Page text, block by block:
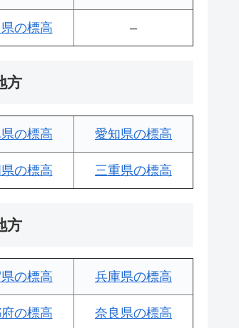
の標高 –
方
の標高 愛知県の標高
の標高 三重県の標高
方
の標高 兵庫県の標高
の標高 奈良県の標高